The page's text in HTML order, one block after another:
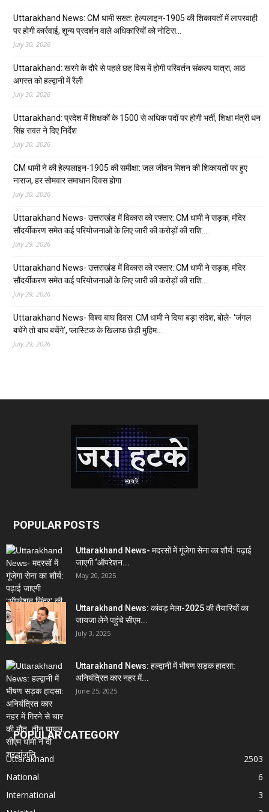
Uttarakhand News: CM धामी सख्त: हेल्पलाइन-1905 की शिकायतों में लापरवाही
पर होगी कार्रवाई, शून्य प्रदर्शन वाले अधिकारियों को नोटिस…
July 30, 2026
Uttarakhand: खरगे के दौरे से पहले छह विस में होगी परिवर्तन संकल्प यात्रा, आठ
अगस्त को हल्द्वानी में रैली
July 30, 2026
Uttarakhand: प्रदेश में शिक्षकों के 1500 से अधिक पदों पर होगी भर्ती, शिक्षा मंत्री धन
सिंह रावत ने दिए निर्देश
July 30, 2026
CM धामी ने की हेल्पलाइन-1905 की समीक्षा: जल जीवन मिशन की शिकायतों पर हुए
नाराज, हर सोमवार समाधान दिवस होगा
July 30, 2026
Uttarakhand News- उत्तराखंड में विकास को रफ्तार: CM धामी ने सड़क, मंदिर
सौंदर्यीकरण समेत कई परियोजनाओं के लिए जारी की करोड़ों की राशि….
July 29, 2026
Uttarakhand News- उत्तराखंड में विकास को रफ्तार: CM धामी ने सड़क, मंदिर
सौंदर्यीकरण समेत कई परियोजनाओं के लिए जारी की करोड़ों की राशि….
July 29, 2026
Uttarakhand News- विश्व बाघ दिवस: CM धामी ने दिया बड़ा संदेश, बोले- ‘जंगल
बचेंगे तो बाघ बचेंगे’, प्लास्टिक के खिलाफ छेड़ी मुहिम…
July 29, 2026
POPULAR POSTS
Uttarakhand News- मदरसों में गूंजेगा सेना का शौर्य: पढ़ाई
जाएगी ‘ऑपरेशन...
May 20, 2025
Uttarakhand News: कांवड़ मेला-2025 की तैयारियों का
जायजा लेने पहुंचे सीएम...
July 3, 2025
Uttarakhand News: हल्द्वानी में भीषण सड़क हादसा:
अनियंत्रित कार नहर में...
June 25, 2025
POPULAR CATEGORY
Uttarakhand
2503
National
6
International
3